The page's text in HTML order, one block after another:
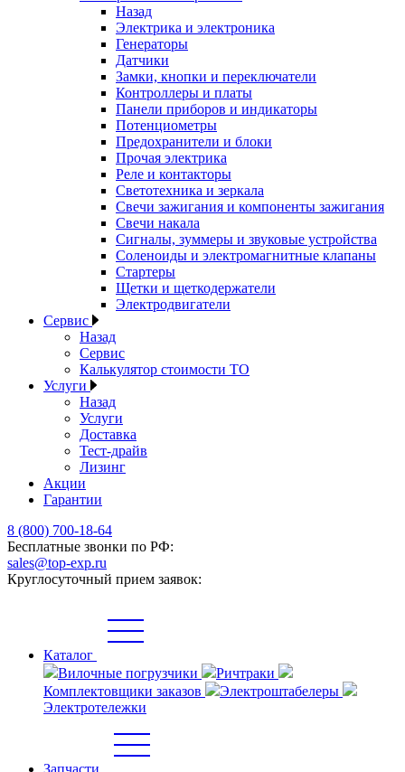
Назад
Электрика и электроника
Генераторы
Датчики
Замки, кнопки и переключатели
Контроллеры и платы
Панели приборов и индикаторы
Потенциометры
Предохранители и блоки
Прочая электрика
Реле и контакторы
Светотехника и зеркала
Свечи зажигания и компоненты зажигания
Свечи накала
Сигналы, зуммеры и звуковые устройства
Соленоиды и электромагнитные клапаны
Стартеры
Щетки и щеткодержатели
Электродвигатели
Сервис
Назад
Сервис
Калькулятор стоимости ТО
Услуги
Назад
Услуги
Доставка
Тест-драйв
Лизинг
Акции
Гарантии
8 (800) 700-18-64
Бесплатные звонки по РФ:
sales@top-exp.ru
Круглосуточный прием заявок:
Каталог
Вилочные погрузчики
Ричтраки
Комплектовщики заказов
Электроштабелеры
Электротележки
Запчасти